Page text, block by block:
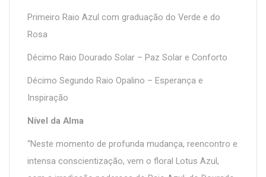
Primeiro Raio Azul com graduação do Verde e do
Rosa
Décimo Raio Dourado Solar – Paz Solar e Conforto
Décimo Segundo Raio Opalino – Esperança e
Inspiração
Nível da Alma
“Neste momento de profunda mudança, reencontro e
intensa conscientização, vem o floral Lotus Azul,